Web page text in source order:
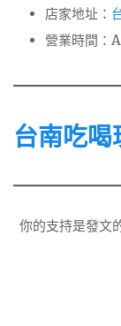
店家地址：
營業時間：
台南吃
你的支持是發文